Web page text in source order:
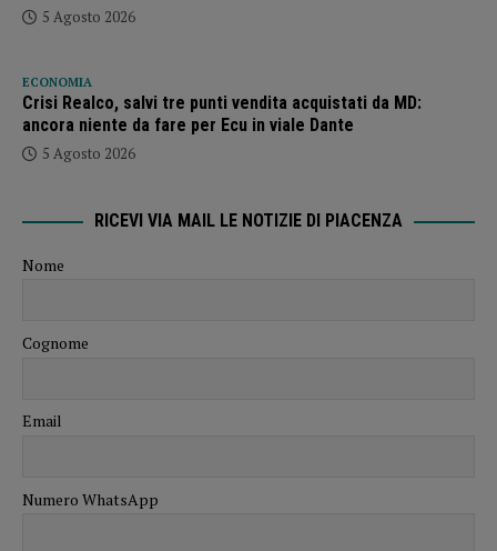
5 Agosto 2026
ECONOMIA
Crisi Realco, salvi tre punti vendita acquistati da MD:
ancora niente da fare per Ecu in viale Dante
5 Agosto 2026
RICEVI VIA MAIL LE NOTIZIE DI PIACENZA
Nome
Cognome
Email
Numero WhatsApp